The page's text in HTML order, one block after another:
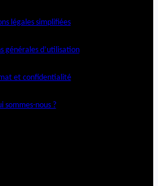
légales simplifiées
générales d’utilisation
et confidentialité
sommes-nous ?